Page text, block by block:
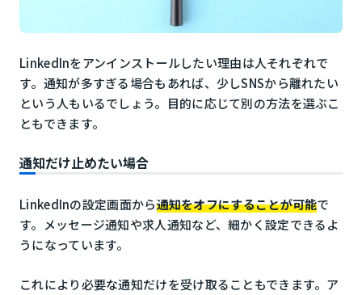
LinkedInをアンインストールしたい理由は人それぞれで
す。通知が多すぎる場合もあれば、少しSNSから離れたい
という人もいるでしょう。目的に応じて別の方法を選ぶこ
ともできます。
通知だけ止めたい場合
LinkedInの設定画面から通知をオフにすることが可能で
す。メッセージ通知や求人通知など、細かく設定できるよ
うになっています。
これにより必要な通知だけを受け取ることもできます。ア